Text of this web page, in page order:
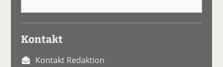
Kontakt
Kontakt Redaktion